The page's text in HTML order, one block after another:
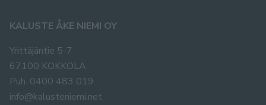
KALUSTE ÅKE NIEMI OY
Yrittäjäntie 5-7
67100 KOKKOLA
Puh. 0400 483 019
info@kalusteniemi.net